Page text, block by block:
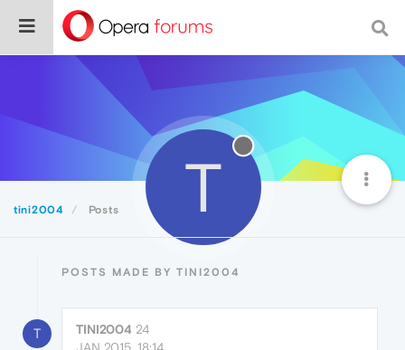
tini2004 Posts T
POSTS MADE BY TINI2004
T TINI2004 24